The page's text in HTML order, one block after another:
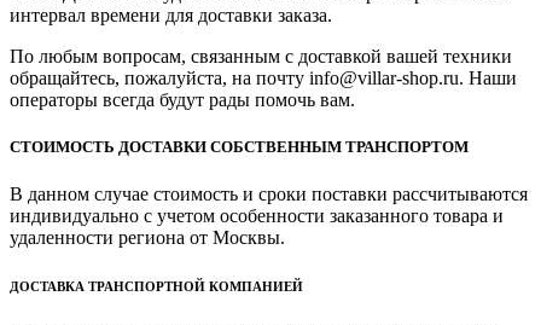
интервал времени для доставки заказа.
По любым вопросам, связанным с доставкой вашей техники
обращайтесь, пожалуйста, на почту info@villar-shop.ru. Наши
операторы всегда будут рады помочь вам.
СТОИМОСТЬ ДОСТАВКИ СОБСТВЕННЫМ ТРАНСПОРТОМ
В данном случае стоимость и сроки поставки рассчитываются
индивидуально с учетом особенности заказанного товара и
удаленности региона от Москвы.
ДОСТАВКА ТРАНСПОРТНОЙ КОМПАНИЕЙ